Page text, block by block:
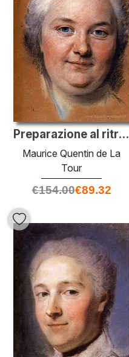
Preparazione al ritratto di Anne Julie Boetie di St. Leger
Maurice Quentin de La
Tour
€154.00€89.32